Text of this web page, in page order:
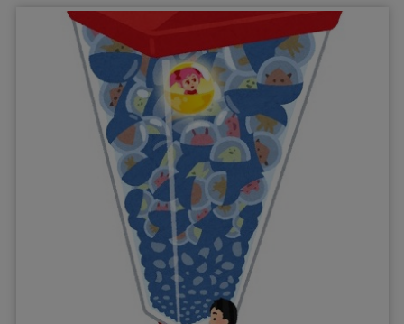
Powered by livedoor 相互RSS